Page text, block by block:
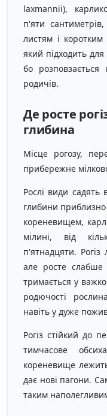
laxmannii),
п'яти
листям і
який підходить для
бо розповзається
родичів.
Де росте
глибина
Місце рогозу,
прибережне
Рослі види садять
глибини
кореневищем,
мілині, від
п'ятнадцяти.
але росте
тримається у
родючості
навіть у дуже
Рогіз стійкий до
тимчасове
кореневище
дає нові пагони.
таким